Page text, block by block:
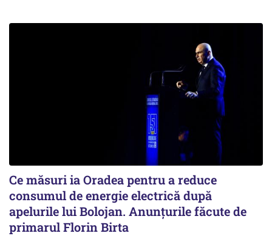
Ce măsuri ia Oradea pentru a reduce
consumul de energie electrică după
apelurile lui Bolojan. Anunțurile făcute de
primarul Florin Birta